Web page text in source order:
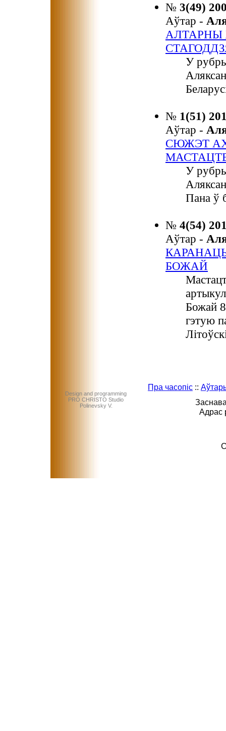
№ 3(49)
Аўтар -
АЛТАРНЫ
У
№ 1(51)
Аўтар -
СЮЖЭТ
У
Пана ў
№ 4(54)
Аўтар -
БОЖАЙ
Божай
гэтую
Design and programming
PRO CHRISTO Studio
Polinevsky V.
Пра часопіс ::
Адрас